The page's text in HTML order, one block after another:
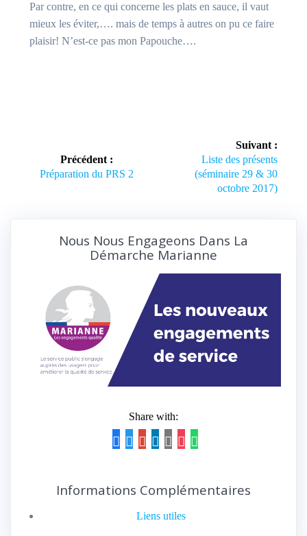
Par contre, en ce qui concerne les plats en sauce, il vaut
mieux les éviter,…. mais de temps à autres on pu ce faire
plaisir! N’est-ce pas mon Papouche….
Précédent :
Article
Préparation du PRS 2
Suivant :
Article
suivant :
Liste des présents
(séminaire 29 & 30
octobre 2017)
Nous Nous Engageons Dans La
Démarche Marianne
Share with:
Informations Complémentaires
Liens utiles